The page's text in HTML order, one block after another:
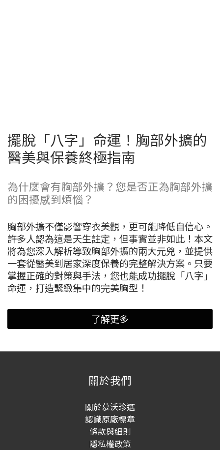
擺脫「八字」命運！胸部外擴的
醫美與保養終極指南
為什麼會有胸部外擴？您是否正為胸部外擴
的困擾感到煩惱？
胸部外擴不僅影響穿衣美觀，更可能降低自信心。
許多人認為這是天生註定，但事實並非如此！本文
將為您深入解析導致胸部外擴的兩大元兇，並提供
一套從醫美到居家深度保養的完整解決方案。只要
掌握正確的對策與手法，您也能成功擺脫「八字」
命運，打造緊緻集中的完美胸型！
了解更多
關於我們
關於慕沃珍選
認識原廠標章
條款與細則
隱私權政策